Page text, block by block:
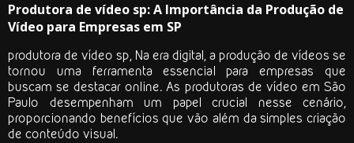
Produtora de vídeo sp: A Importância da Produção de
Vídeo para Empresas em SP
produtora de vídeo sp, Na era digital, a produção de vídeos se
tornou uma ferramenta essencial para empresas que
buscam se destacar online. As produtoras de vídeo em São
Paulo desempenham um papel crucial nesse cenário,
proporcionando benefícios que vão além da simples criação
de conteúdo visual.